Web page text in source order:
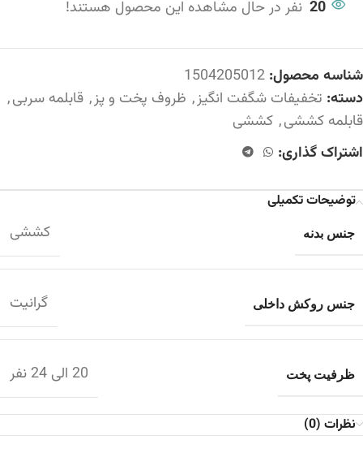
20 نفر در حال مشاهده این محصول هستند!
شناسه محصول: 1504205012
دسته: تخفیفات شگفت انگیز, ظروف پخت و پز, قابلمه سربی,
قابلمه کششی, کششی
اشتراک گذاری:
توضیحات تکمیلی
جنس بدنه کششی
جنس روکش داخلی گرانیت
ظرفیت پخت 20 الی 24 نفر
نظرات (0)